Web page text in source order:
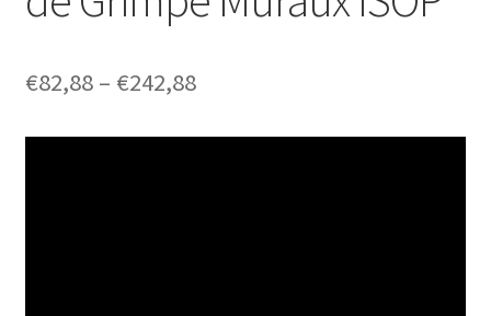
€82,88 – €242,88Price